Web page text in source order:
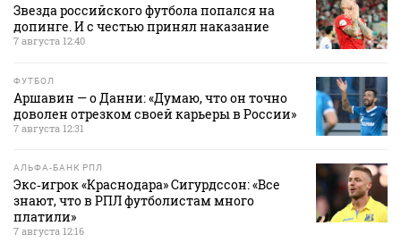
Звезда российского футбола попался на
допинге. И с честью принял наказание
7 августа 12:40
ФУТБОЛ
Аршавин — о Данни: «Думаю, что он точно
доволен отрезком своей карьеры в России»
7 августа 12:31
АЛЬФА-БАНК РПЛ
Экс‑игрок «Краснодара» Сигурдссон: «Все
знают, что в РПЛ футболистам много
платили»
7 августа 12:16